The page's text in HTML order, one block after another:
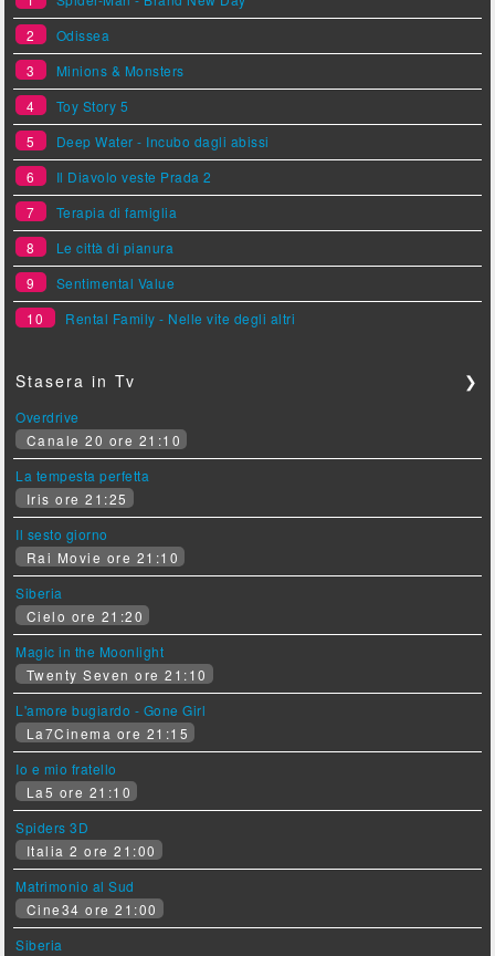
2
Odissea
3
Minions & Monsters
4
Toy Story 5
5
Deep Water - Incubo dagli abissi
6
Il Diavolo veste Prada 2
7
Terapia di famiglia
8
Le città di pianura
9
Sentimental Value
10
Rental Family - Nelle vite degli altri
Stasera in Tv ❯
Overdrive
Canale 20 ore 21:10
La tempesta perfetta
Iris ore 21:25
Il sesto giorno
Rai Movie ore 21:10
Siberia
Cielo ore 21:20
Magic in the Moonlight
Twenty Seven ore 21:10
L'amore bugiardo - Gone Girl
La7Cinema ore 21:15
Io e mio fratello
La5 ore 21:10
Spiders 3D
Italia 2 ore 21:00
Matrimonio al Sud
Cine34 ore 21:00
Siberia